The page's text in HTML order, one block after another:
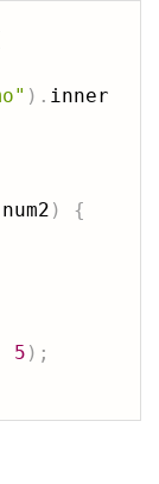
) . inner
num2 )
{
5 ) ;